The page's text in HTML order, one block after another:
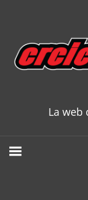
content
La web